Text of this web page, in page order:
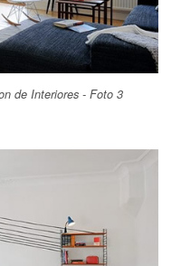
de Interiores - Foto 3